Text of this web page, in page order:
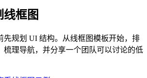
线框图
先规划 UI 结构。从线框图模板开始，排
梳理导航，并分享一个团队可以讨论的低